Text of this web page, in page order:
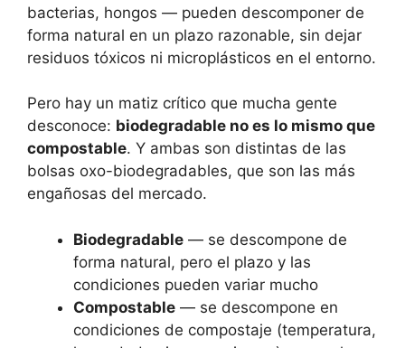
bacterias, hongos — pueden descomponer de
forma natural en un plazo razonable, sin dejar
residuos tóxicos ni microplásticos en el entorno.
Pero hay un matiz crítico que mucha gente
desconoce: biodegradable no es lo mismo que
compostable. Y ambas son distintas de las
bolsas oxo-biodegradables, que son las más
engañosas del mercado.
Biodegradable — se descompone de
forma natural, pero el plazo y las
condiciones pueden variar mucho
Compostable — se descompone en
condiciones de compostaje (temperatura,